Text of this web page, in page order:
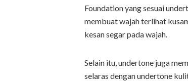
Foundation yang sesuai
membuat wajah terlihat
kesan segar pada wajah.
Selain itu, undertone juga
selaras dengan undertone